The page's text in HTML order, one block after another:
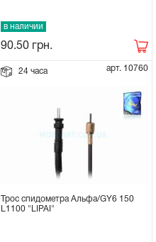
в наличии
90.50 грн.
24 часа арт. 10760
Трос спидометра Альфа/GY6 150
L1100 "LIPAI"